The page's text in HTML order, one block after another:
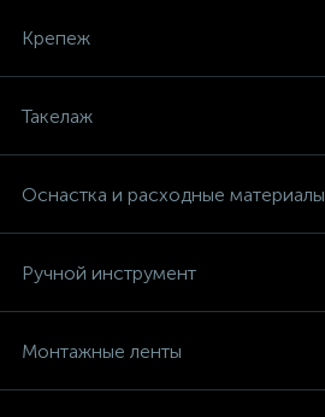
Крепеж
Такелаж
Оснастка и расходные материалы
Ручной инструмент
Монтажные ленты